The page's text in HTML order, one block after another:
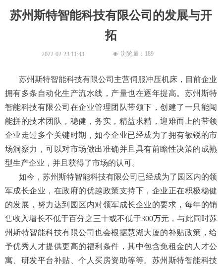
苏州斯特智能科技有限公司的发展与开
拓
苏州斯特智能科技有限公司主营伺服冲压机床，目前企业
拥有多条自动化生产流水线，产量也在逐年提高。苏州斯特
智能科技有限公司在企业管理团队带领下，创建了一只能闯
能拼的技术团队，稳健，务实，精益求精，迎难而上的带领
企业走过多个关键时期，如今企业已经成为了拥有敏锐的市
场洞察力，可以对市场做出准确并且具有前瞻性决策的成熟
型生产企业，并且获得了市场的认可。
如今，苏州斯特智能科技有限公司已经成为了园区内的领
军成长企业，在政府的优越政策支持下，企业正在积极稳健
的发展，努力达到园区内对领军成长企业的要求，每年的销
售收入增长不低于百分之三十或不低于300万元，与此同时苏
州斯特智能科技有限公司也会根据慧湖大厦的补贴政策，给
予优秀人才提供更高的福利条件，其中包含免租金的人才公
寓、研发平台补贴、个人买房资助等等。苏州斯特智能科技
2022-02-23 11:43 넶 浏览量： 189